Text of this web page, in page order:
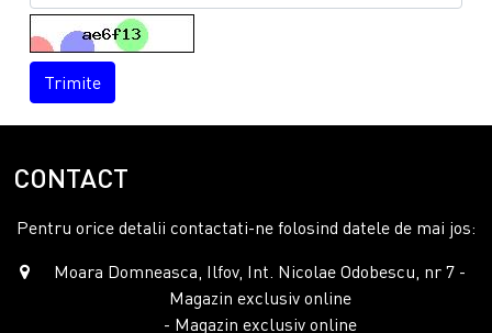
Trimite
CONTACT
Pentru orice detalii contactati-ne folosind datele de mai jos:
Moara Domneasca, Ilfov, Int. Nicolae Odobescu, nr 7 -
Magazin exclusiv online
- Magazin exclusiv online